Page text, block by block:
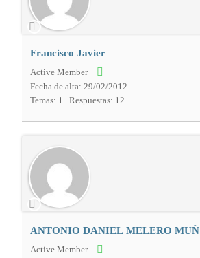
Francisco Javier
Active Member
Fecha de alta: 29/02/2012
Temas: 1
Respuestas: 12
ANTONIO DANIEL MELERO MUÑ
Active Member